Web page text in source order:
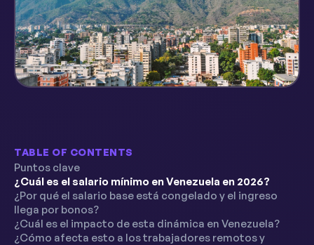
TABLE OF CONTENTS
Puntos clave
¿Cuál es el salario mínimo en Venezuela en 2026?
¿Por qué el salario base está congelado y el ingreso
llega por bonos?
¿Cuál es el impacto de esta dinámica en Venezuela?
¿Cómo afecta esto a los trabajadores remotos y